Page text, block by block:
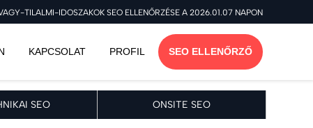
TILALMI-IDOSZAKOK SEO ELLENŐRZÉSE A 2026.01.07 NAPON
KAPCSOLAT PROFIL SEO ELLENŐRZŐ
SEO ONSITE SEO